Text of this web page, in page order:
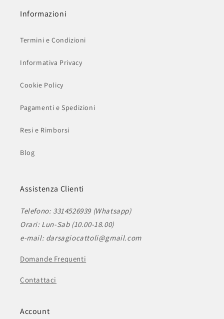
Informazioni
Termini e Condizioni
Informativa Privacy
Cookie Policy
Pagamenti e Spedizioni
Resi e Rimborsi
Blog
Assistenza Clienti
Telefono: 3314526939 (Whatsapp)
Orari: Lun-Sab (10.00-18.00)
e-mail: darsagiocattoli@gmail.com
Domande Frequenti
Contattaci
Account